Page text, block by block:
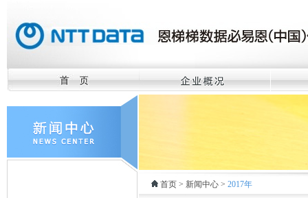
首页 > 新闻中心 > 2017年